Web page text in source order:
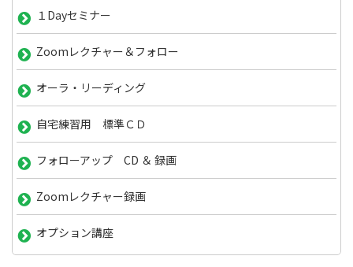
１Dayセミナー
Zoomレクチャー＆フォロー
オーラ・リーディング
自宅練習用 標準ＣＤ
フォローアップ CD ＆ 録画
Zoomレクチャー録画
オプション講座